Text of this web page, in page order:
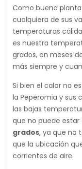
Como buena
cualquiera de sus
temperaturas
es nuestra
grados, en meses
más siempre y
Si bien el calor no
la Peperomia y sus
las bajas
que no puede estar
grados, ya que no
que la ubicación
corrientes de aire.